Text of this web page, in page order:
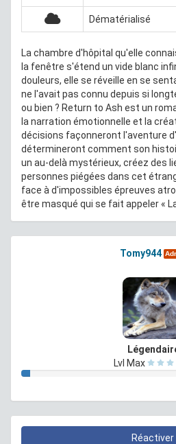
Dématérialisé
La chambre d'hôpital qu'elle
la fenêtre s'étend un vide blanc
douleurs, elle se réveille en se
ne l'avait pas connu depuis si
ou bien ? Return to Ash est un
la narration émotionnelle et la
décisions façonneront l'aventure
détermineront comment son
un au-delà mystérieux, créez des
personnes piégées dans cet
face à d'impossibles épreuves
être masqué qui se fait appeler «
Tomy944
Lvl Max
Réactiver